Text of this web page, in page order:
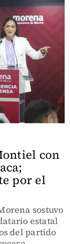
con
por el
sostuvo
estatal
del partido